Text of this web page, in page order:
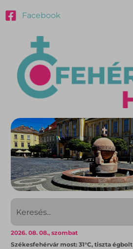
Facebook
2026. 08. 08., szombat
Székesfehérvár most: 31°C, tiszta égbolt